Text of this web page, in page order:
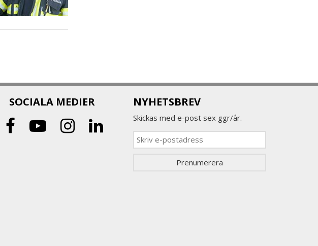
SOCIALA MEDIER NYHETSBREV
Skickas med e-post sex ggr/år.